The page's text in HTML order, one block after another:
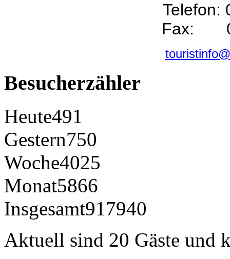
Telefon:
Fax:
Besucherzähler
Heute491
Gestern750
Woche4025
Monat5866
Insgesamt917940
Aktuell sind 20 Gäste und